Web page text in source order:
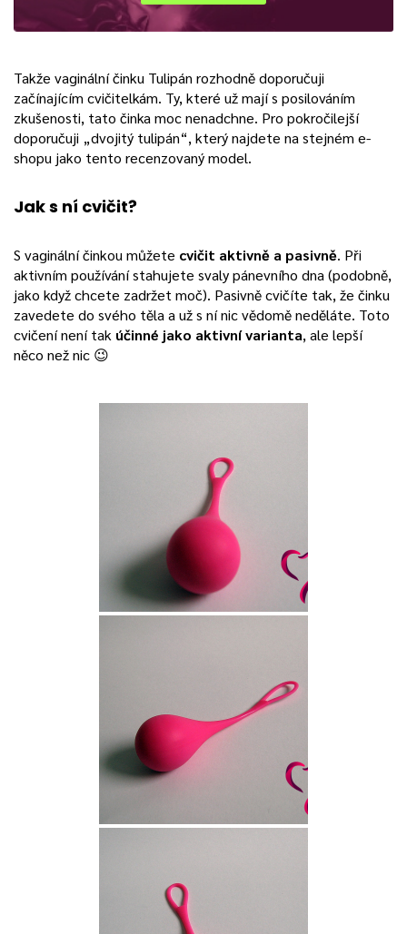
Takže vaginální činku Tulipán rozhodně doporučuji
začínajícím cvičitelkám. Ty, které už mají s posilováním
zkušenosti, tato činka moc nenadchne. Pro pokročilejší
doporučuji „dvojitý tulipán“, který najdete na stejném e-
shopu jako tento recenzovaný model.
Jak s ní cvičit?
S vaginální činkou můžete cvičit aktivně a pasivně. Při
aktivním používání stahujete svaly pánevního dna (podobně,
jako když chcete zadržet moč). Pasivně cvičíte tak, že činku
zavedete do svého těla a už s ní nic vědomě neděláte. Toto
cvičení není tak účinné jako aktivní varianta, ale lepší
něco než nic 😉